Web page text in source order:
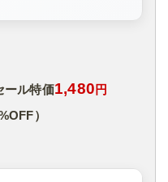
ル特価1,480 円
）